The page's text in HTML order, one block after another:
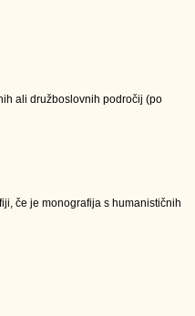
ali družboslovnih področij (po
če je monografija s humanističnih